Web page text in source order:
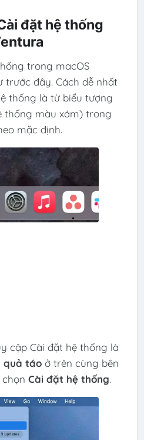
đặt hệ thống
trong macOS
đây. Cách dễ nhất
thống là từ biểu tượng
thống màu xám) trong
mặc định.
cập Cài đặt hệ thống là
quả táoở trên cùng bên
Cài đặt hệ thống.